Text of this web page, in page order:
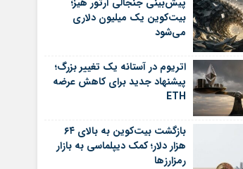
سروش
ایتا
آپارات
اپلیکیشن
بسپار
معدن و ورزش
بیت‌کوین یک میلیون دلاری
می‌شود
اتریوم در آستانه یک تغییر بزرگ؛
پیشنهاد جدید برای کاهش عرضه
ETH
بازگشت بیت‌کوین به بالای ۶۴
هزار دلار؛ کمک دیپلماسی به بازار
رمزارزها